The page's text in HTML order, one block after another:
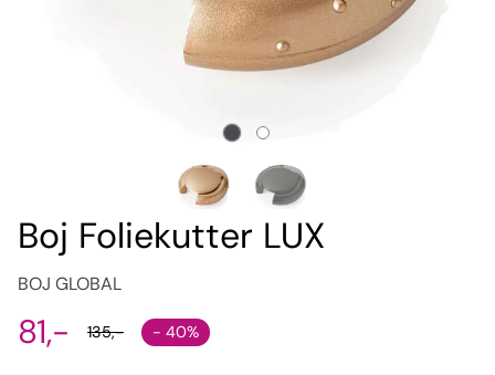
Boj Foliekutter LUX
BOJ GLOBAL
81,- 135,- - 40%